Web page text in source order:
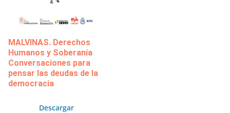
MALVINAS. Derechos
Humanos y Soberanía
Conversaciones para
pensar las deudas de la
democracia
Descargar